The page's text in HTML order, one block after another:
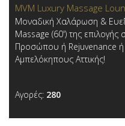
MVM Luxury Massage
Μοναδική Χαλάρωση &
Massage (60') της
Προσώπου ή Rejuvenance ή
Αμπελόκηπους Αττικής!
Αγορές: 280